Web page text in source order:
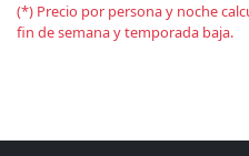
(*) Precio por persona y noche
fin de semana y temporada baja.